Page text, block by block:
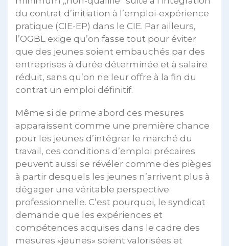
du contrat d’initiation à l’emploi-expérience
pratique (CIE-EP) dans le CIE. Par ailleurs,
l’OGBL exige qu’on fasse tout pour éviter
que des jeunes soient embauchés par des
entreprises à durée déterminée et à salaire
réduit, sans qu’on ne leur offre à la fin du
contrat un emploi définitif.
Même si de prime abord ces mesures
apparaissent comme une première chance
pour les jeunes d’intégrer le marché du
travail, ces conditions d’emploi précaires
peuvent aussi se révéler comme des pièges
à partir desquels les jeunes n’arrivent plus à
dégager une véritable perspective
professionnelle. C’est pourquoi, le syndicat
demande que les expériences et
compétences acquises dans le cadre des
mesures «jeunes» soient valorisées et